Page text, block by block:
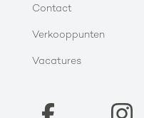
Contact
Verkooppunten
Vacatures